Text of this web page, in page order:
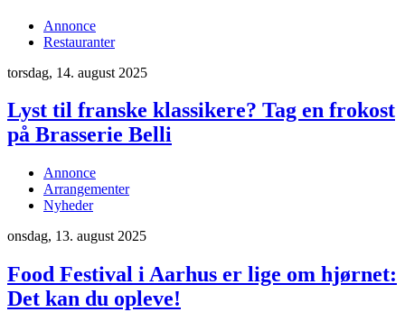
Annonce
Restauranter
torsdag, 14. august 2025
Lyst til franske klassikere? Tag en frokost
på Brasserie Belli
Annonce
Arrangementer
Nyheder
onsdag, 13. august 2025
Food Festival i Aarhus er lige om hjørnet:
Det kan du opleve!